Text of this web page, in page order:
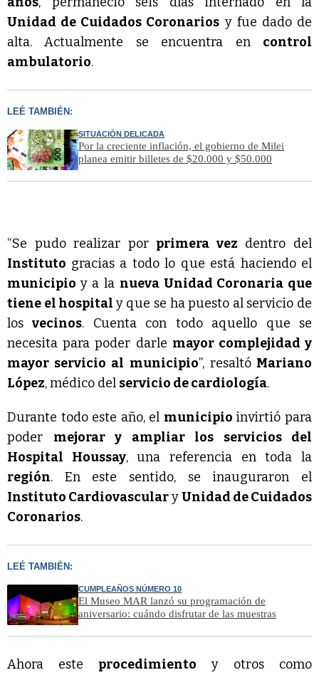
Unidad de Cuidados Coronarios y fue dado de
alta. Actualmente se encuentra en control
ambulatorio.
LEÉ TAMBIÉN:
SITUACIÓN DELICADA
Por la creciente inflación, el gobierno de Milei
planea emitir billetes de $20.000 y $50.000
“Se pudo realizar por primera vez dentro del
Instituto gracias a todo lo que está haciendo el
municipio y a la nueva Unidad Coronaria que
tiene el hospital y que se ha puesto al servicio de
losvecinos. Cuenta con todo aquello que se
necesita para poder darle mayor complejidad y
mayor servicio al municipio”, resaltóMariano
López, médico del servicio de cardiología.
Durante todo este año, el municipio invirtió para
poder mejorar y ampliar los servicios del
Hospital Houssay, una referencia en toda la
región. En este sentido, se inauguraron el
Instituto CardiovascularyUnidad de Cuidados
Coronarios.
LEÉ TAMBIÉN:
CUMPLEAÑOS NÚMERO 10
El Museo MAR lanzó su programación de
aniversario: cuándo disfrutar de las muestras
Ahora este procedimiento y otros como